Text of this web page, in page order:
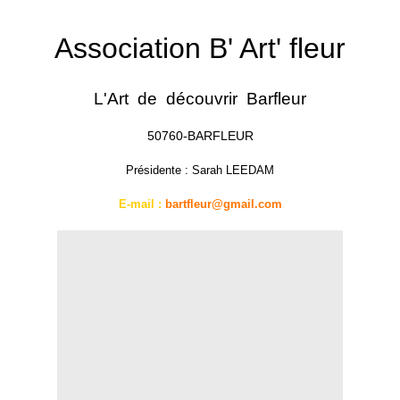
Association B' Art' fleur
L'Art de découvrir Barfleur
50760-BARFLEUR
Présidente : Sarah LEEDAM
E-mail : bartfleur@gmail.com